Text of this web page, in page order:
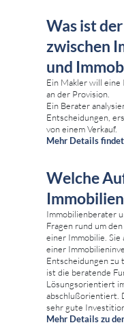
Was ist
zwischen
und
Ein Makler will
an der Provision.
Ein Berater
Entscheidungen,
von einem Verkauf.
Mehr Details
Welche
Immobilienberater
Fragen rund um
einer Immobilie. Sie
einer
Entscheidungen zu
ist die beratende
Lösungsorientiert
abschlußorientiert.
sehr gute
Mehr Details zu